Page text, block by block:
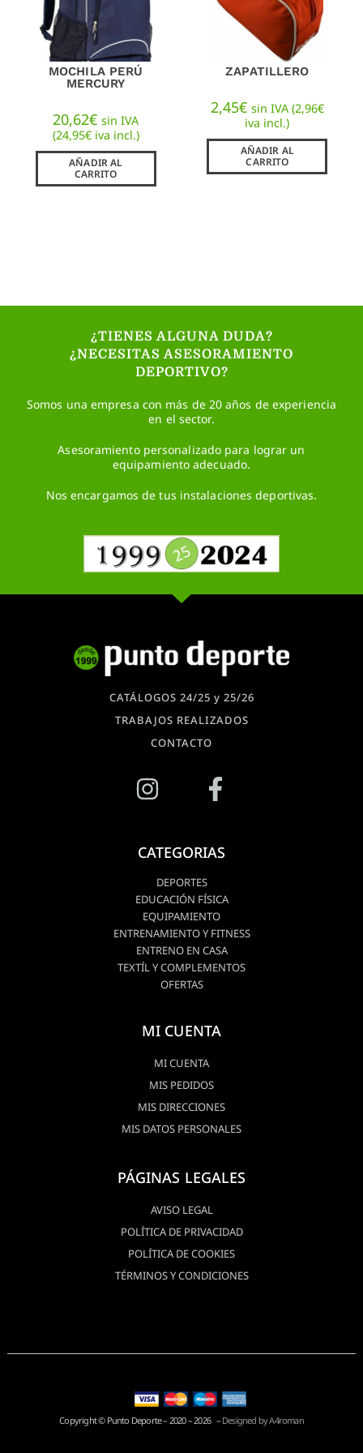
MOCHILA PERÚ
MERCURY
20,62€ sin IVA
(24,95€iva incl.)
AÑADIR AL
CARRITO
ZAPATILLERO
2,45€ sin IVA (2,96€
iva incl.)
AÑADIR AL
CARRITO
¿TIENES ALGUNA DUDA?
¿NECESITAS ASESORAMIENTO
DEPORTIVO?
Somos una empresa con más de 20 años de experiencia
en el sector.
Asesoramiento personalizado para lograr un
equipamiento adecuado.
Nos encargamos de tus instalaciones deportivas.
CATÁLOGOS 24/25 y 25/26
TRABAJOS REALIZADOS
CONTACTO
CATEGORIAS
DEPORTES
EDUCACIÓN FÍSICA
EQUIPAMIENTO
ENTRENAMIENTO Y FITNESS
ENTRENO EN CASA
TEXTÍL Y COMPLEMENTOS
OFERTAS
MI CUENTA
MI CUENTA
MIS PEDIDOS
MIS DIRECCIONES
MIS DATOS PERSONALES
PÁGINAS LEGALES
AVISO LEGAL
POLÍTICA DE PRIVACIDAD
POLÍTICA DE COOKIES
TÉRMINOS Y CONDICIONES
Copyright © Punto Deporte – 2020 – 2026 – Designed by A4roman